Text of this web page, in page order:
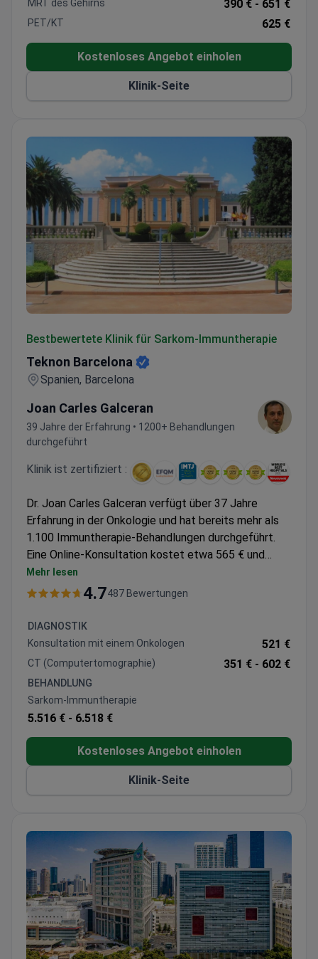
Therapien.
MRT des Gehirns 390 € - 651 €
PET/KT 625 €
Kostenloses Angebot einholen
Klinik-Seite
Bestbewertete Klinik für Sarkom-Immuntherapie
Teknon Barcelona
Spanien, Barcelona
Joan Carles Galceran
39 Jahre der Erfahrung • 1200+ Behandlungen
durchgeführt
Klinik ist zertifiziert :
Dr. Joan Carles Galceran verfügt über 37 Jahre
Erfahrung in der Onkologie und hat bereits mehr als
1.100 Immuntherapie-Behandlungen durchgeführt.
Eine Online-Konsultation kostet etwa 565 € und
umfasst in der Regel den medizinischen Bericht
sowie einen personalisierten Behandlungsplan. Dr.
akkreditierten Teknon Oncology Institute, das von
380 Patienten mit 4,7/5 bewertet wurde. Die Kosten
für die Behandlung liegen üblicherweise zwischen
Mehr lesen
4.7487 Bewertungen
DIAGNOSTIK
Konsultation mit einem Onkologen
521 €
CT (Computertomographie) 351 € - 602 €
BEHANDLUNG
Sarkom-Immuntherapie
5.516 € - 6.518 €
Kostenloses Angebot einholen
Klinik-Seite